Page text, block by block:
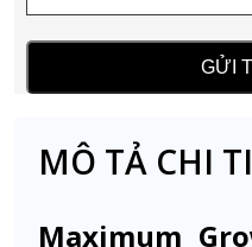
MÔ TẢ CHI
Maximum